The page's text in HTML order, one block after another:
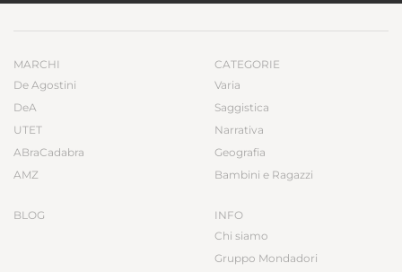
MARCHI
De Agostini
DeA
UTET
ABraCadabra
AMZ
BLOG
CATEGORIE
Varia
Saggistica
Narrativa
Geografia
Bambini e Ragazzi
INFO
Chi siamo
Gruppo Mondadori